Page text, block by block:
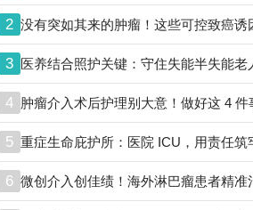
2
3
4
5
6